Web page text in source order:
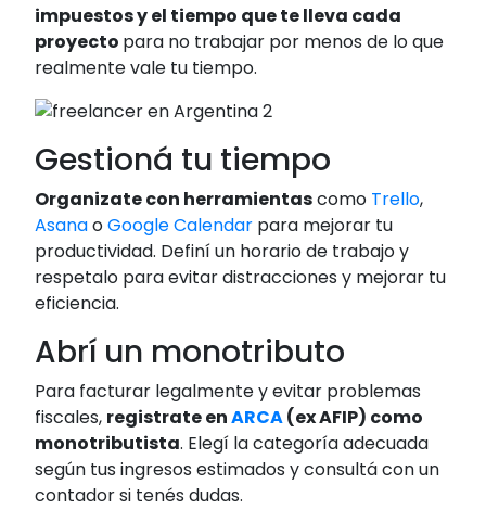
impuestos y el tiempo que te lleva cada
proyecto para no trabajar por menos de lo que
realmente vale tu tiempo.
Gestioná tu tiempo
Organizate con herramientascomo Trello,
AsanaoGoogle Calendar para mejorar tu
productividad. Definí un horario de trabajo y
respetalo para evitar distracciones y mejorar tu
eficiencia.
Abrí un monotributo
Para facturar legalmente y evitar problemas
fiscales, registrate enARCA(ex AFIP) como
monotributista. Elegí la categoría adecuada
según tus ingresos estimados y consultá con un
contador si tenés dudas.